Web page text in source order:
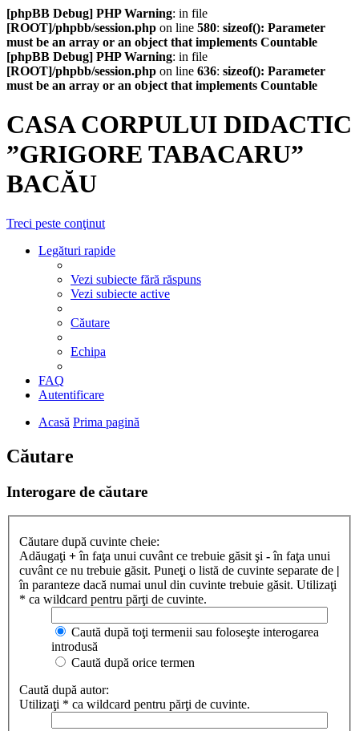
[phpBB Debug] PHP Warning: in file
[ROOT]/phpbb/session.php on line 580: sizeof(): Parameter
must be an array or an object that implements Countable
[phpBB Debug] PHP Warning: in file
[ROOT]/phpbb/session.php on line 636: sizeof(): Parameter
must be an array or an object that implements Countable
CASA CORPULUI DIDACTIC
”GRIGORE TABACARU”
BACĂU
Treci peste conţinut
Legături rapide
Vezi subiecte fără răspuns
Vezi subiecte active
Căutare
Echipa
FAQ
Autentificare
Acasă Prima pagină
Căutare
Interogare de căutare
Căutare după cuvinte cheie:
Adăugaţi +în faţa unui cuvânt ce trebuie găsit şi -în faţa unui
cuvânt ce nu trebuie găsit. Puneţi o listă de cuvinte separate de |
în paranteze dacă numai unul din cuvinte trebuie găsit. Utilizaţi
* ca wildcard pentru părţi de cuvinte.
Caută după toţi termenii sau foloseşte interogarea
introdusă
Caută după orice termen
Caută după autor:
Utilizaţi * ca wildcard pentru părţi de cuvinte.